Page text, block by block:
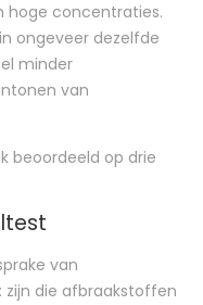
hoge concentraties.
ongeveer dezelfde
minder
van
beoordeeld op drie
van
die afbraakstoffen